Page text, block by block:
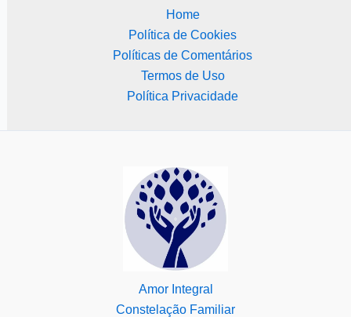
Home
Política de Cookies
Políticas de Comentários
Termos de Uso
Política Privacidade
Amor Integral
Constelação Familiar